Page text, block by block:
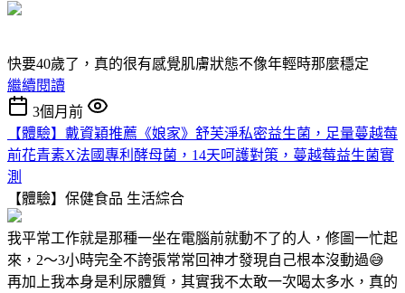
快要40歲了，真的很有感覺肌膚狀態不像年輕時那麼穩定
繼續閱讀
3個月前
【體驗】戴資穎推薦《娘家》舒芙淨私密益生菌，足量蔓越莓
前花青素X法國專利酵母菌，14天呵護對策，蔓越莓益生菌實
測
【體驗】保健食品 生活綜合
我平常工作就是那種一坐在電腦前就動不了的人，修圖一忙起
來，2～3小時完全不誇張常常回神才發現自己根本沒動過😅
再加上我本身是利尿體質，其實我不太敢一次喝太多水，真的